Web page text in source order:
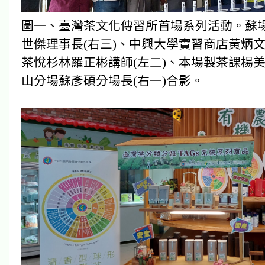
圖一、臺灣茶文化傳習所首場系列活動。蘇
世傑理事長(右三)、中興大學實習商店黃炳
茶悅杉林羅正彬講師(左二)、本場製茶課楊
山分場蘇彥碩分場長(右一)合影。